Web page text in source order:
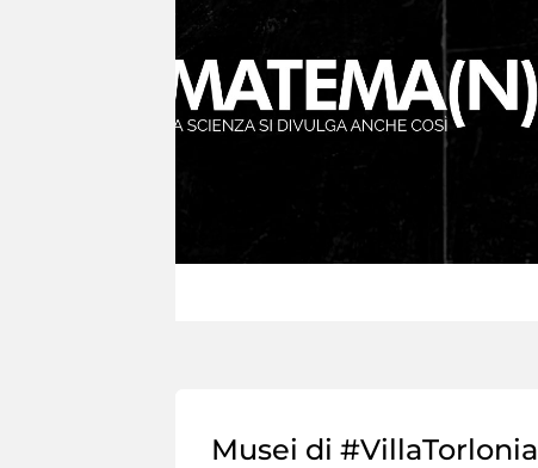
Musei di #VillaTorlonia